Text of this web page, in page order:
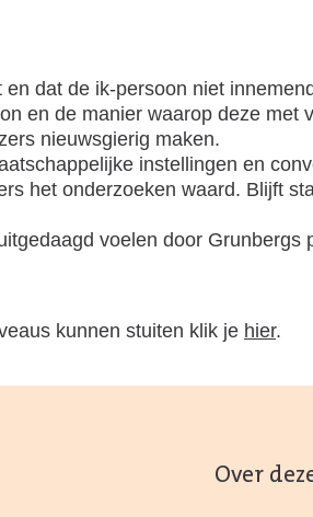
dat de ik-persoon niet
en de manier waarop deze met
nieuwsgierig maken.
instellingen en
het onderzoeken waard. Blijft
voelen door Grunbergs
kunnen stuiten klik je hier.
Over